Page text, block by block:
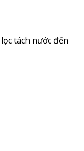
lọc tách nước đến